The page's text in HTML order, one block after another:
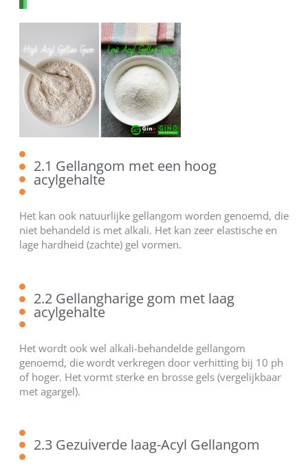
2.1 Gellangom met een hoog
acylgehalte
Het kan ook natuurlijke gellangom worden genoemd, die
niet behandeld is met alkali. Het kan zeer elastische en
lage hardheid (zachte) gel vormen.
2.2 Gellangharige gom met laag
acylgehalte
Het wordt ook wel alkali-behandelde gellangom
genoemd, die wordt verkregen door verhitting bij 10 ph
of hoger. Het vormt sterke en brosse gels (vergelijkbaar
met agargel).
2.3 Gezuiverde laag-Acyl Gellangom